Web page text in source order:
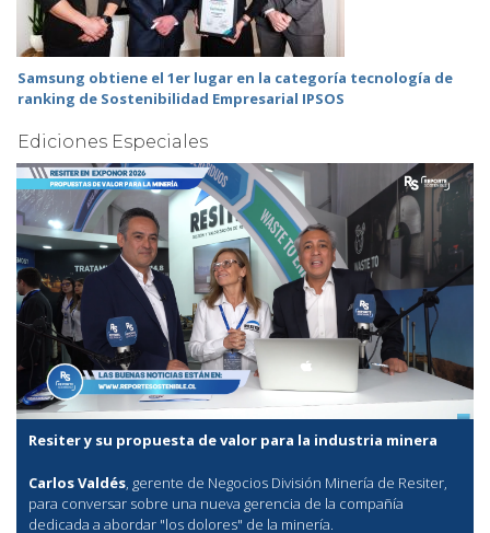
Samsung obtiene el 1er lugar en la categoría tecnología de
ranking de Sostenibilidad Empresarial IPSOS
Ediciones Especiales
Resiter y su propuesta de valor para la industria minera
Carlos Valdés, gerente de Negocios División Minería de Resiter,
para conversar sobre una nueva gerencia de la compañía
dedicada a abordar "los dolores" de la minería.